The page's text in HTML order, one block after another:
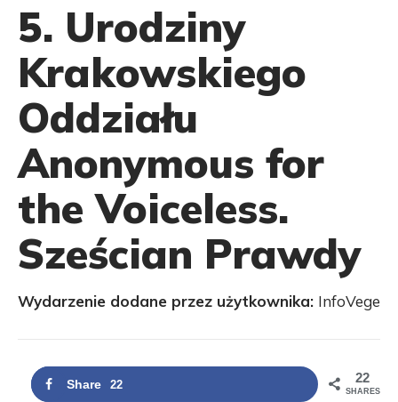
5. Urodziny
Krakowskiego
Oddziału
Anonymous for
the Voiceless.
Sześcian Prawdy
Wydarzenie dodane przez użytkownika: InfoVege
Share 22 22
SHARES